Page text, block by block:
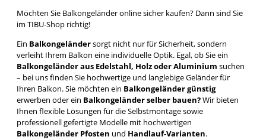
Möchten Sie Balkongeländer online sicher kaufen? Dann sind Sie
im TIBU-Shop richtig!
Ein Balkongeländersorgt nicht nur für Sicherheit, sondern
verleiht Ihrem Balkon eine individuelle Optik. Egal, ob Sie ein
Balkongeländer aus Edelstahl, Holz oder Aluminium suchen
– bei uns finden Sie hochwertige und langlebige Geländer für
Ihren Balkon. Sie möchten ein Balkongeländer günstig
erwerben oder ein Balkongeländer selber bauen?Wir bieten
Ihnen flexible Lösungen für die Selbstmontage sowie
professionell gefertigte Modelle mit hochwertigen
Balkongeländer Pfosten und Handlauf-Varianten.